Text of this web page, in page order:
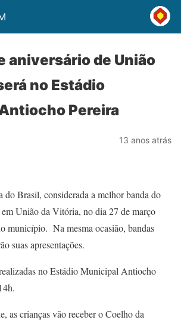
aniversário de União
no Estádio
Pereira
13 anos atrás
do Brasil, considerada a melhor banda do
em União da Vitória, no dia 27 de março
município. Na mesma ocasião, bandas
suas apresentações.
no Estádio Municipal Antiocho
as crianças vão receber o Coelho da